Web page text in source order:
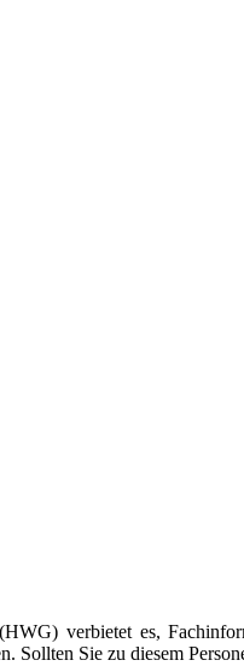
verbietet es,
Sollten Sie zu diesem